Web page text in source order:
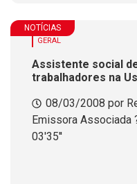
NOTÍCIAS
GERAL
Assistente social
trabalhadores na
08/03/2008 por
Emissora Associada
03'35''